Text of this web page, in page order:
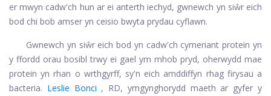
er mwyn cadw'ch hun ar ei anterth iechyd, gwnewch yn siŵr eich
bod chi bob amser yn ceisio bwyta prydau cyflawn.
Gwnewch yn siŵr eich bod yn cadw'ch cymeriant protein yn
y ffordd orau bosibl trwy ei gael ym mhob pryd, oherwydd mae
protein yn rhan o wrthgyrff, sy'n eich amddiffyn rhag firysau a
bacteria. Leslie Bonci , RD, ymgynghorydd maeth ar gyfer y